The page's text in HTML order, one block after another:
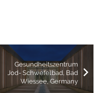
Gesundheitszentrum
Jod- Schwefelbad, Bad
Wiessee, Germany